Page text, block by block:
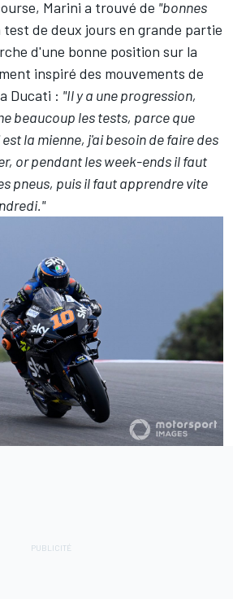
Marini a trouvé de "bonnes
de deux jours en grande partie
d'une bonne position sur la
inspiré des mouvements de
Ducati : "Il y a une progression,
beaucoup les tests, parce que
la mienne, j'ai besoin de faire des
or pendant les week-ends il faut
pneus, puis il faut apprendre vite